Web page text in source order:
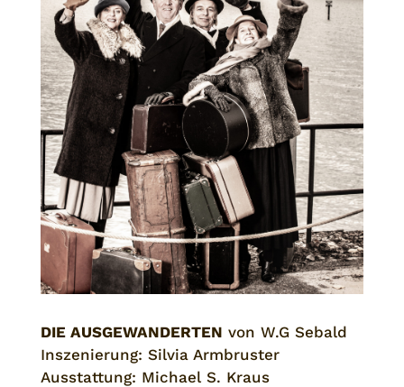
DIE AUSGEWANDERTEN von W.G Sebald
Inszenierung: Silvia Armbruster
Ausstattung: Michael S. Kraus